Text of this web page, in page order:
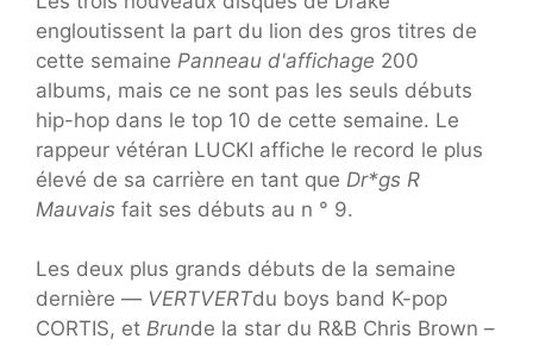
engloutissent la part du lion des gros titres de
cette semaine Panneau d'affichage 200
albums, mais ce ne sont pas les seuls débuts
hip-hop dans le top 10 de cette semaine. Le
rappeur vétéran LUCKI affiche le record le plus
élevé de sa carrière en tant que Dr*gs R
Mauvais fait ses débuts au n ° 9.
Les deux plus grands débuts de la semaine
dernière — VERTVERTdu boys band K-pop
CORTIS, et Brunde la star du R&B Chris Brown –